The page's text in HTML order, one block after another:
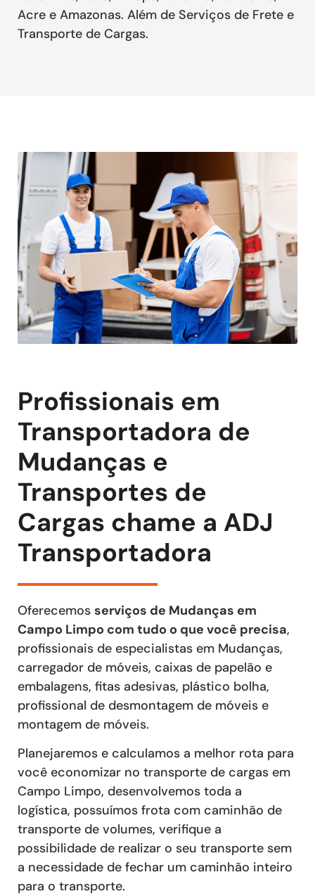
Acre e Amazonas. Além de Serviços de Frete e
Transporte de Cargas.
Profissionais em
Transportadora de
Mudanças e
Transportes de
Cargas chame a ADJ
Transportadora
Oferecemos serviços de Mudanças em
Campo Limpo com tudo o que você precisa,
profissionais de especialistas em Mudanças,
carregador de móveis, caixas de papelão e
embalagens, fitas adesivas, plástico bolha,
profissional de desmontagem de móveis e
montagem de móveis.
Planejaremos e calculamos a melhor rota para
você economizar no transporte de cargas em
Campo Limpo, desenvolvemos toda a
logística, possuímos frota com caminhão de
transporte de volumes, verifique a
possibilidade de realizar o seu transporte sem
a necessidade de fechar um caminhão inteiro
para o transporte.